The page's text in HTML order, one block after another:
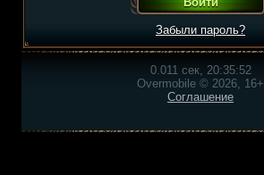
Забыли пароль?
0.011 сек, 20:35:52
Overmobile © 2026, 16+
Соглашение